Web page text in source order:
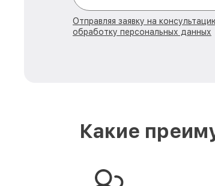
Отправляя заявку на
обработку персональных данных
Какие